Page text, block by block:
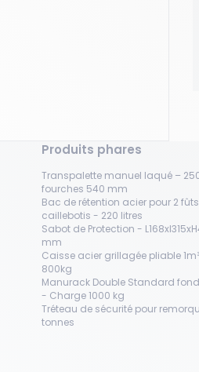
Produits phares
Transpalette manuel laqué –
fourches 540 mm
Bac de rétention acier pour 2
caillebotis - 220 litres
Sabot de Protection -
mm
Caisse acier grillagée pliable
800kg
Manurack Double Standard
- Charge 1000 kg
Tréteau de sécurité pour
tonnes